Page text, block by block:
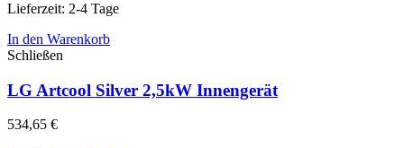
Lieferzeit: 2-4 Tage
In den Warenkorb
Schließen
LG Artcool Silver 2,5kW Innengerät
534,65 €